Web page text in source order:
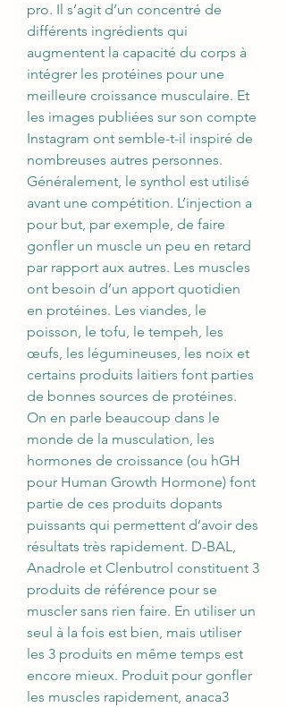
pro. Il s’agit d’un concentré de
différents ingrédients qui
augmentent la capacité du corps à
intégrer les protéines pour une
meilleure croissance musculaire. Et
les images publiées sur son compte
Instagram ont semble-t-il inspiré de
nombreuses autres personnes.
Généralement, le synthol est utilisé
avant une compétition. L’injection a
pour but, par exemple, de faire
gonfler un muscle un peu en retard
par rapport aux autres. Les muscles
ont besoin d’un apport quotidien
en protéines. Les viandes, le
poisson, le tofu, le tempeh, les
œufs, les légumineuses, les noix et
certains produits laitiers font parties
de bonnes sources de protéines.
On en parle beaucoup dans le
monde de la musculation, les
hormones de croissance (ou hGH
pour Human Growth Hormone) font
partie de ces produits dopants
puissants qui permettent d’avoir des
résultats très rapidement. D-BAL,
Anadrole et Clenbutrol constituent 3
produits de référence pour se
muscler sans rien faire. En utiliser un
seul à la fois est bien, mais utiliser
les 3 produits en même temps est
encore mieux. Produit pour gonfler
les muscles rapidement, anaca3